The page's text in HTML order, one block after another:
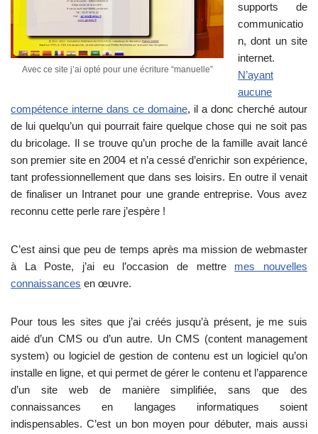
Avec ce site j’ai opté pour une écriture “manuelle”
supports de
communicatio
n, dont un site
internet.
N’ayant
aucune
compétence interne dans ce domaine, il a donc cherché autour
de lui quelqu’un qui pourrait faire quelque chose qui ne soit pas
du bricolage. Il se trouve qu’un proche de la famille avait lancé
son premier site en 2004 et n’a cessé d’enrichir son expérience,
tant professionnellement que dans ses loisirs. En outre il venait
de finaliser un Intranet pour une grande entreprise. Vous avez
reconnu cette perle rare j’espère !
C’est ainsi que peu de temps après ma mission de webmaster
à La Poste, j’ai eu l’occasion de mettre mes nouvelles
connaissances en œuvre.
Pour tous les sites que j’ai créés jusqu’à présent, je me suis
aidé d’un CMS ou d’un autre. Un CMS (content management
system) ou logiciel de gestion de contenu est un logiciel qu’on
installe en ligne, et qui permet de gérer le contenu et l’apparence
d’un site web de manière simplifiée, sans que des
connaissances en langages informatiques soient
indispensables. C’est un bon moyen pour débuter, mais aussi